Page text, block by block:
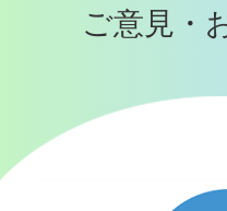
ご意見・